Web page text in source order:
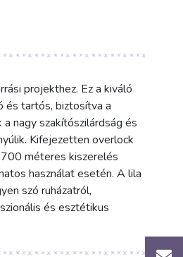
projekthez. Ez a kiváló
és tartós, biztosítva a
nagy szakítószilárdság és
Kifejezetten overlock
méteres kiszerelés
használat esetén. A lila
szó ruházatról,
és esztétikus